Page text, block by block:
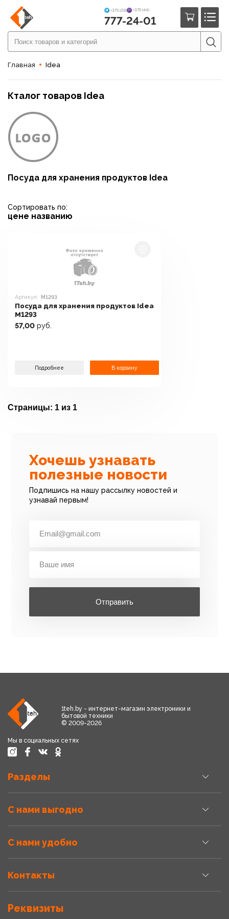
+375 (29) +375 (44)
777-24-01
Главная Idea
Кталог товаров Idea
Посуда для хранения продуктов Idea
Сортировать по:
цене названию
Артикул: М1293
Посуда для хранения продуктов Idea
М1293
57,00 руб.
Подробнее В корзину
Страницы: 1 из 1
Хочешь узнавать
полезные новости
Подпишись на нашу рассылку новостей и
узнавай первым!
Отправить
1teh.by - интернет-магазин электроники и
бытовой техники
© 2009-2026
Мы в социальных сетях
Разделы
С нами выгодно
С нами удобно
Контакты
Реквизиты